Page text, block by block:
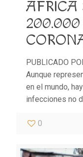
ÁFRICA
200.000
PUBLICADO
Aunque
en el mundo,
infecciones no
0